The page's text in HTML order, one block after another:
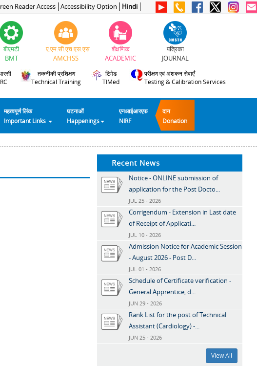
Reader Access Accessibility Option Hindi
बीएमटी
BMT
ए.एम.सी.एच.एस.एस
AMCHSS
शैक्षणिक
ACADEMIC
पत्रिका
JOURNAL
तकनीकी प्रशिक्षण
Technical Training
टिमेड
TIMed
परीक्षण एवं अंशकन सेवाएँ
Testing & Calibration Services
महत्वपूर्ण लिंक
Important Links
घटनाओं
Happenings
एनआईआरएफ
NIRF
दान
Donation
Recent News
Notice - ONLINE submission of
application for the Post Docto...
JUL 25 - 2026
Corrigendum - Extension in Last date
of Receipt of Applicati...
JUL 10 - 2026
Admission Notice for Academic Session
- August 2026 - Post D...
JUL 01 - 2026
Schedule of Certificate verification -
General Apprentice, d...
JUN 29 - 2026
Rank List for the post of Technical
Assistant (Cardiology) -...
JUN 25 - 2026
View All